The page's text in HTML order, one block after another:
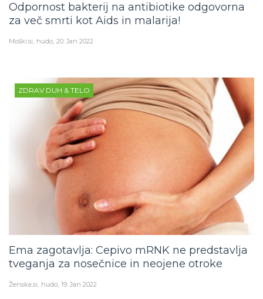
Odpornost bakterij na antibiotike odgovorna
za več smrti kot Aids in malarija!
Moški.si hudo 20. Jan 2022
ZDRAV DUH & TELO
Ema zagotavlja: Cepivo mRNK ne predstavlja
tveganja za nosečnice in neojene otroke
Ženska.si hudo 19. Jan 2022